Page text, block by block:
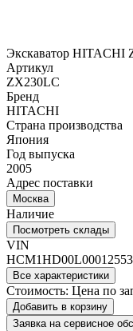
Экскаватор HITACHI
Артикул
ZX230LC
Бренд
HITACHI
Страна производства
Япония
Год выпуска
2005
Адрес поставки
Москва
Наличие
Посмотреть склады
VIN
HCM1HD00L00012553
Все характеристики
Стоимость: Цена по
Добавить в корзину
Заявка на